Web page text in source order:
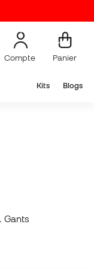
Compte Panier
Kits Blogs
Gants